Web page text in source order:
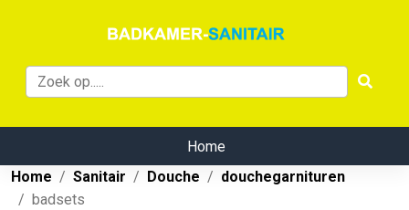
Home
Home
Sanitair Douche
douchegarnituren
badsets